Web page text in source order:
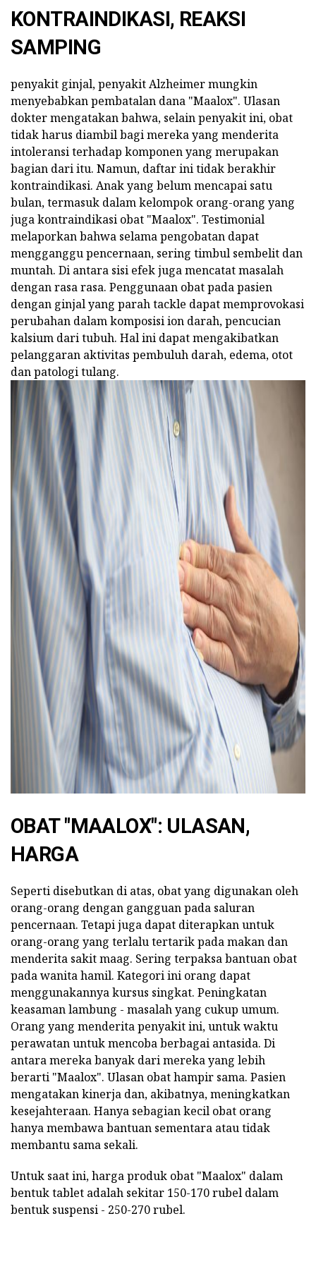
KONTRAINDIKASI, REAKSI
SAMPING
penyakit ginjal, penyakit Alzheimer mungkin
menyebabkan pembatalan dana "Maalox". Ulasan
dokter mengatakan bahwa, selain penyakit ini, obat
tidak harus diambil bagi mereka yang menderita
intoleransi terhadap komponen yang merupakan
bagian dari itu. Namun, daftar ini tidak berakhir
kontraindikasi. Anak yang belum mencapai satu
bulan, termasuk dalam kelompok orang-orang yang
juga kontraindikasi obat "Maalox". Testimonial
melaporkan bahwa selama pengobatan dapat
mengganggu pencernaan, sering timbul sembelit dan
muntah. Di antara sisi efek juga mencatat masalah
dengan rasa rasa. Penggunaan obat pada pasien
dengan ginjal yang parah tackle dapat memprovokasi
perubahan dalam komposisi ion darah, pencucian
kalsium dari tubuh. Hal ini dapat mengakibatkan
pelanggaran aktivitas pembuluh darah, edema, otot
dan patologi tulang.
ad
OBAT "MAALOX": ULASAN,
HARGA
Seperti disebutkan di atas, obat yang digunakan oleh
orang-orang dengan gangguan pada saluran
pencernaan. Tetapi juga dapat diterapkan untuk
orang-orang yang terlalu tertarik pada makan dan
menderita sakit maag. Sering terpaksa bantuan obat
pada wanita hamil. Kategori ini orang dapat
menggunakannya kursus singkat. Peningkatan
keasaman lambung - masalah yang cukup umum.
Orang yang menderita penyakit ini, untuk waktu
perawatan untuk mencoba berbagai antasida. Di
antara mereka banyak dari mereka yang lebih
berarti "Maalox". Ulasan obat hampir sama. Pasien
mengatakan kinerja dan, akibatnya, meningkatkan
kesejahteraan. Hanya sebagian kecil obat orang
hanya membawa bantuan sementara atau tidak
membantu sama sekali.
Untuk saat ini, harga produk obat "Maalox" dalam
bentuk tablet adalah sekitar 150-170 rubel dalam
bentuk suspensi - 250-270 rubel.